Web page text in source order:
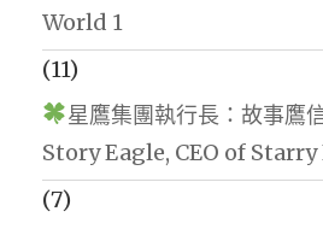
World 1
(11)
星鷹集團執行長：故事
Story Eagle, CEO of
(7)